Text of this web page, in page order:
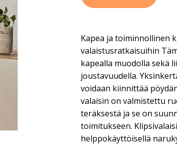
Kapea ja toiminnollinen
valaistusratkaisuihin
kapealla muodolla sekä
joustavuudella.
voidaan kiinnittää
valaisin on valmistettu
teräksestä ja se on
toimitukseen.
helppokäyttöisellä